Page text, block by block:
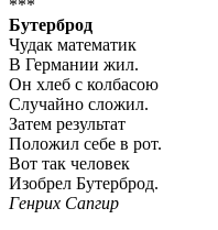
***
Бутерброд
Чудак математик
В Германии жил.
Он хлеб с колбасою
Случайно сложил.
Затем результат
Положил себе в рот.
Вот так человек
Изобрел Бутерброд.
Генрих Сапгир